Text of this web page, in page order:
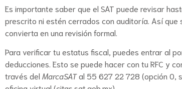
Es importante saber que el SAT puede revisar
prescrito ni estén cerrados con auditoría. Así que
convierta en una revisión formal.
Para verificar tu estatus fiscal, puedes entrar al
deducciones. Esto se puede hacer con tu RFC y
través del MarcaSATal 55 627 22 728 (opción 0,